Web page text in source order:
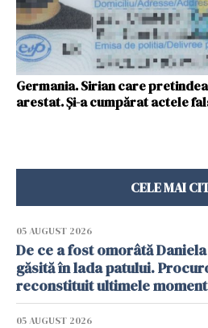
Germania. Sirian care
arestat. Și-a cumpărat actele
CELE MAI
05 AUGUST 2026
De ce a fost omorâtă
găsită în lada patului.
reconstituit ultimele
05 AUGUST 2026